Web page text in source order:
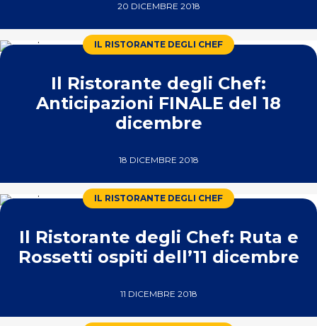
20 DICEMBRE 2018
IL RISTORANTE DEGLI CHEF
Il Ristorante degli Chef:
Anticipazioni FINALE del 18
dicembre
18 DICEMBRE 2018
IL RISTORANTE DEGLI CHEF
Il Ristorante degli Chef: Ruta e
Rossetti ospiti dell’11 dicembre
11 DICEMBRE 2018